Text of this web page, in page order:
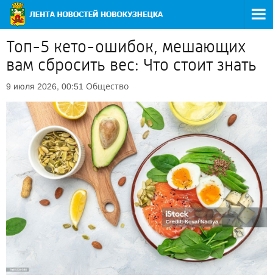
Топ-5 кето-ошибок, мешающих
вам сбросить вес: Что стоит знать
9 июля 2026, 00:51 Общество